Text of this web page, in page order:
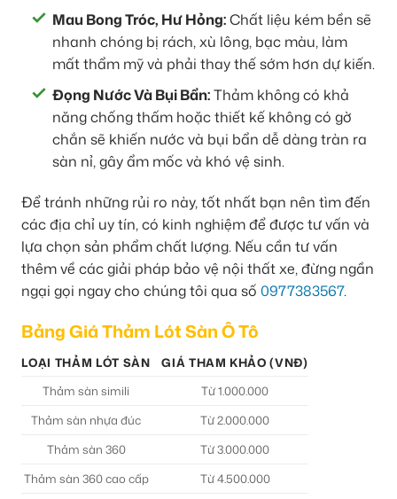
Mau Bong Tróc, Hư Hỏng:Chất liệu kém bền sẽ
nhanh chóng bị rách, xù lông, bạc màu, làm
mất thẩm mỹ và phải thay thế sớm hơn dự kiến.
Đọng Nước Và Bụi Bẩn:Thảm không có khả
năng chống thấm hoặc thiết kế không có gờ
chắn sẽ khiến nước và bụi bẩn dễ dàng tràn ra
sàn nỉ, gây ẩm mốc và khó vệ sinh.
Để tránh những rủi ro này, tốt nhất bạn nên tìm đến
các địa chỉ uy tín, có kinh nghiệm để được tư vấn và
lựa chọn sản phẩm chất lượng. Nếu cần tư vấn
thêm về các giải pháp bảo vệ nội thất xe, đừng ngần
ngại gọi ngay cho chúng tôi qua số 0977383567.
Bảng Giá Thảm Lót Sàn Ô Tô
LOẠI THẢM LÓT SÀN
GIÁ THAM KHẢO (VNĐ)
Thảm sàn simili
Từ 1.000.000
Thảm sàn nhựa đúc
Từ 2.000.000
Thảm sàn 360
Từ 3.000.000
Thảm sàn 360 cao cấp
Từ 4.500.000